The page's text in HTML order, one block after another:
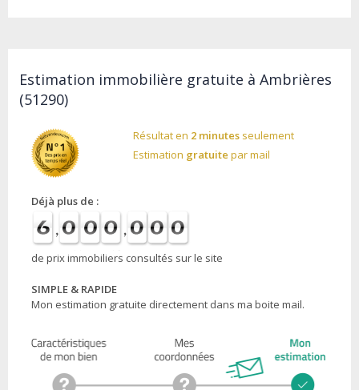
Estimation immobilière gratuite à Ambrières
(51290)
Résultat en 2 minutesseulement
Estimation gratuite par mail
Déjà plus de :
de prix immobiliers consultés sur le site
SIMPLE & RAPIDE
Mon estimation gratuite directement dans ma boite mail.